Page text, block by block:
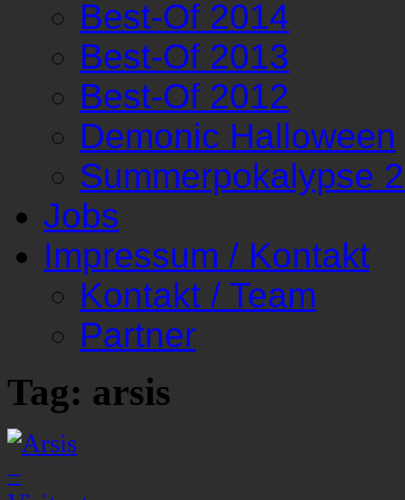
Best-Of 2014
Best-Of 2013
Best-Of 2012
Demonic Halloween
Summerpokalypse
Jobs
Impressum / Kontakt
Kontakt / Team
Partner
Tag: arsis